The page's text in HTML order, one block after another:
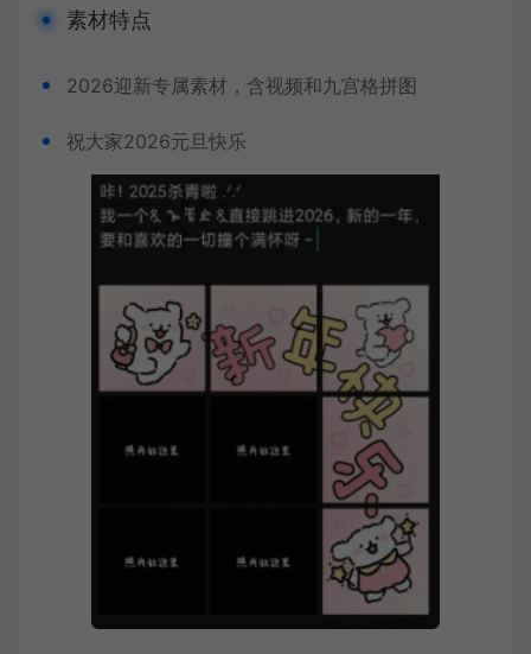
素材特点
2026迎新专属素材，含视频和九宫格拼图
祝大家2026元旦快乐